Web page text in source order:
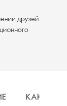
друзей.
КАК